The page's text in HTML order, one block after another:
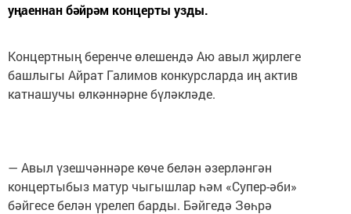
уңаеннан бәйрәм концерты узды.
Концертның беренче өлешендә Аю авыл җирлеге
башлыгы Айрат Галимов конкурсларда иң актив
катнашучы өлкәннәрне бүләкләде.
— Авыл үзешчәннәре көче белән әзерләнгән
концертыбыз матур чыгышлар һәм «Супер-әби»
бәйгесе белән үрелеп барды. Бәйгедә Зөһрә